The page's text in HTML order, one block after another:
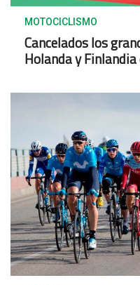
MOTOCICLISMO
Cancelados los
Holanda y